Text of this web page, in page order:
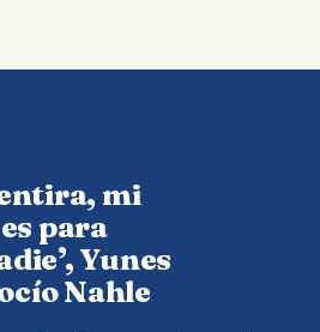
mi
para
Yunes
Nahle